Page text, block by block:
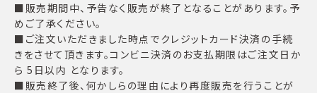
■販売期間中、予告なく販売が終了となることがあります。予
めご了承ください。
■ご注文いただきました時点でクレジットカード決済の手続
きをさせて頂きます。コンビニ決済のお支払期限はご注文日か
ら 5日以内 となります。
■販売終了後、何かしらの理由により再度販売を行うことが